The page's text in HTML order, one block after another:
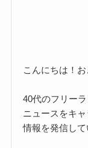
こんにちは！
40代のフリー
ニュースをキ
情報を発信して